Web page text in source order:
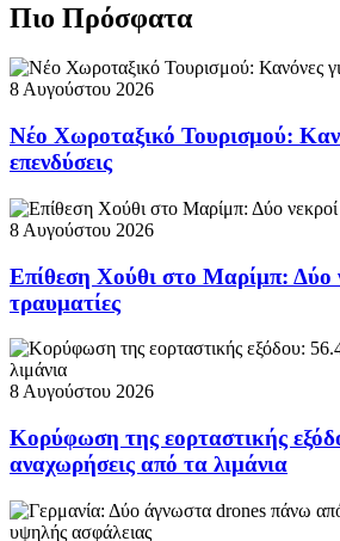
Πιο Πρόσφατα
8 Αυγούστου 2026
Νέο Χωροταξικό Τουρισμού:
επενδύσεις
8 Αυγούστου 2026
Επίθεση Χούθι στο Μαρίμπ: Δύο
τραυματίες
8 Αυγούστου 2026
Κορύφωση της εορταστικής
αναχωρήσεις από τα λιμάνια